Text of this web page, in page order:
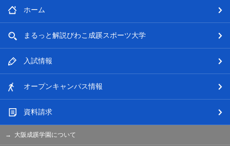
ホーム
まるっと解説びわこ成蹊スポーツ大学
入試情報
オープンキャンパス情報
資料請求
大阪成蹊学園について